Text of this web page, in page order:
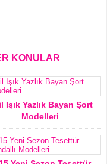
KONULAR
Işık Yazlık Bayan Şort
Modelleri